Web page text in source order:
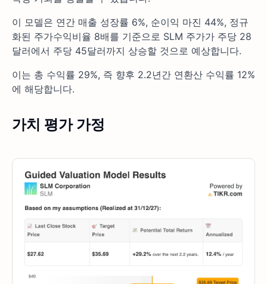
이 모델은 연간 매출 성장률 6%, 순이익 마진 44%, 정규
화된 주가수익비율 8배를 기준으로 SLM 주가가 주당 28
달러에서 주당 45달러까지 상승할 것으로 예상합니다.
이는 총 수익률 29%, 즉 향후 2.2년간 연환산 수익률 12%
에 해당합니다.
가치 평가 가정